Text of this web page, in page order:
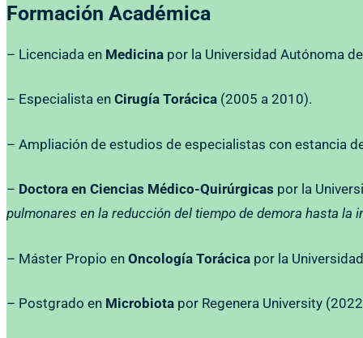
Formación Académica
– Licenciada en Medicina por la Universidad Autónoma
– Especialista en Cirugía Torácica (2005 a 2010).
– Ampliación de estudios de especialistas con estancia
– Doctora en Ciencias Médico-Quirúrgicas por la
pulmonares en la reducción del tiempo de demora hasta la
– Máster Propio en Oncología Torácica por la
– Postgrado en Microbiota por Regenera University